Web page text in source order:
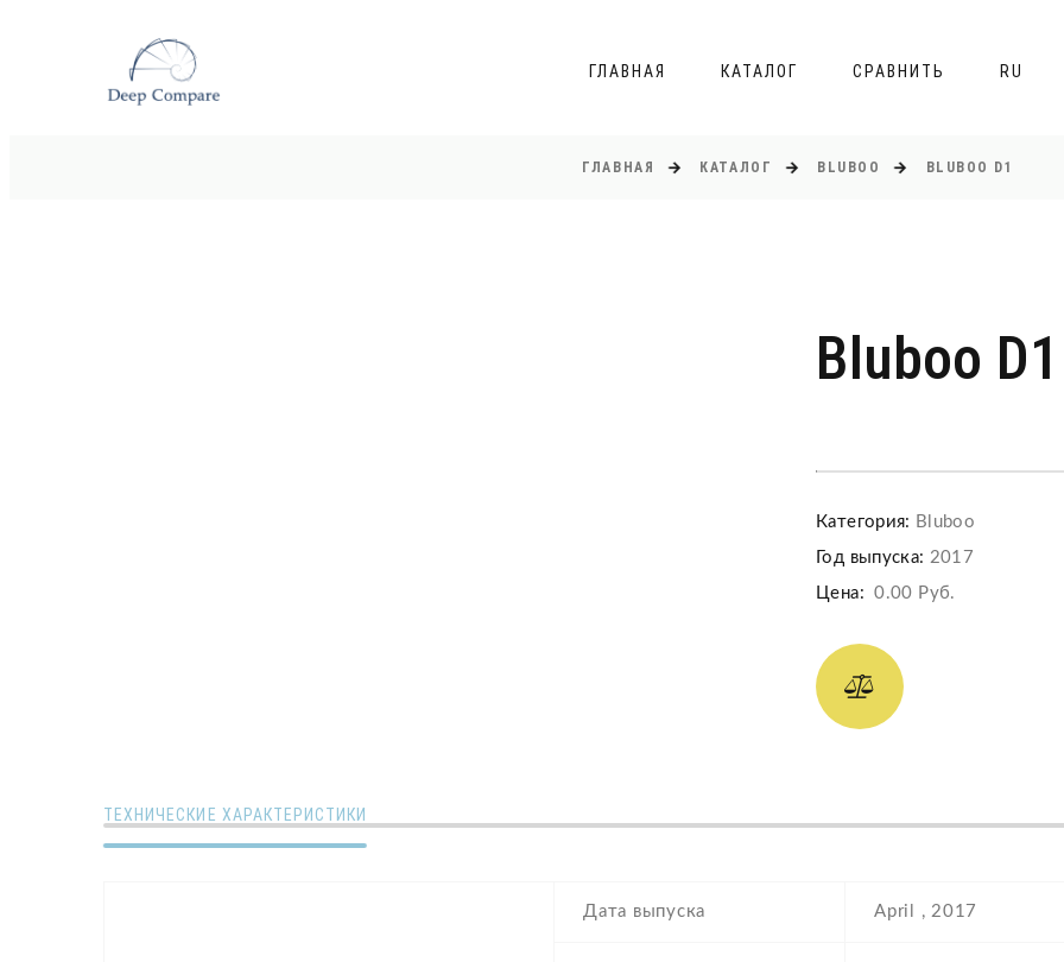
ГЛАВНАЯ КАТАЛОГ СРАВНИТЬ RU
ГЛАВНАЯ КАТАЛОГ BLUBOO BLUBOO D1
Bluboo D1
Категория: Bluboo
Год выпуска: 2017
Цена: 0.00 Руб.
ТЕХНИЧЕСКИЕ ХАРАКТЕРИСТИКИ
Дата выпуска April , 2017